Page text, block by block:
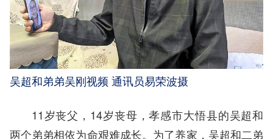
吴超和弟弟吴刚视频 通讯员易荣波摄
11岁丧父，14岁丧母，孝感市大悟县的吴超和
两个弟弟相依为命艰难成长。为了养家，吴超和二弟